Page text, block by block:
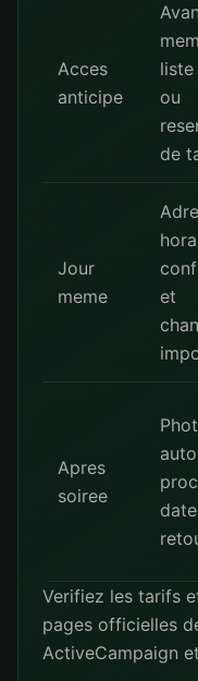
Acces
anticipe
ou
de
Jour
meme
et
Apres
soiree
Verifiez les tarifs
pages officielles
ActiveCampaign et